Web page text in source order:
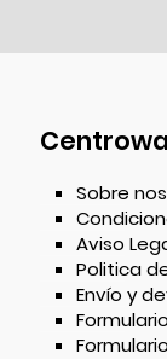
Sobre
Aviso
Politica
Envío y